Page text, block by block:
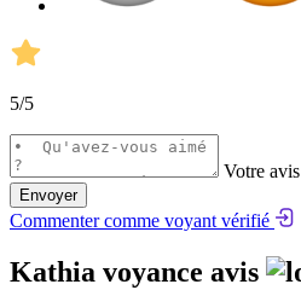
5/5
Votre avis
Envoyer
Commenter comme voyant vérifié
Kathia voyance avis